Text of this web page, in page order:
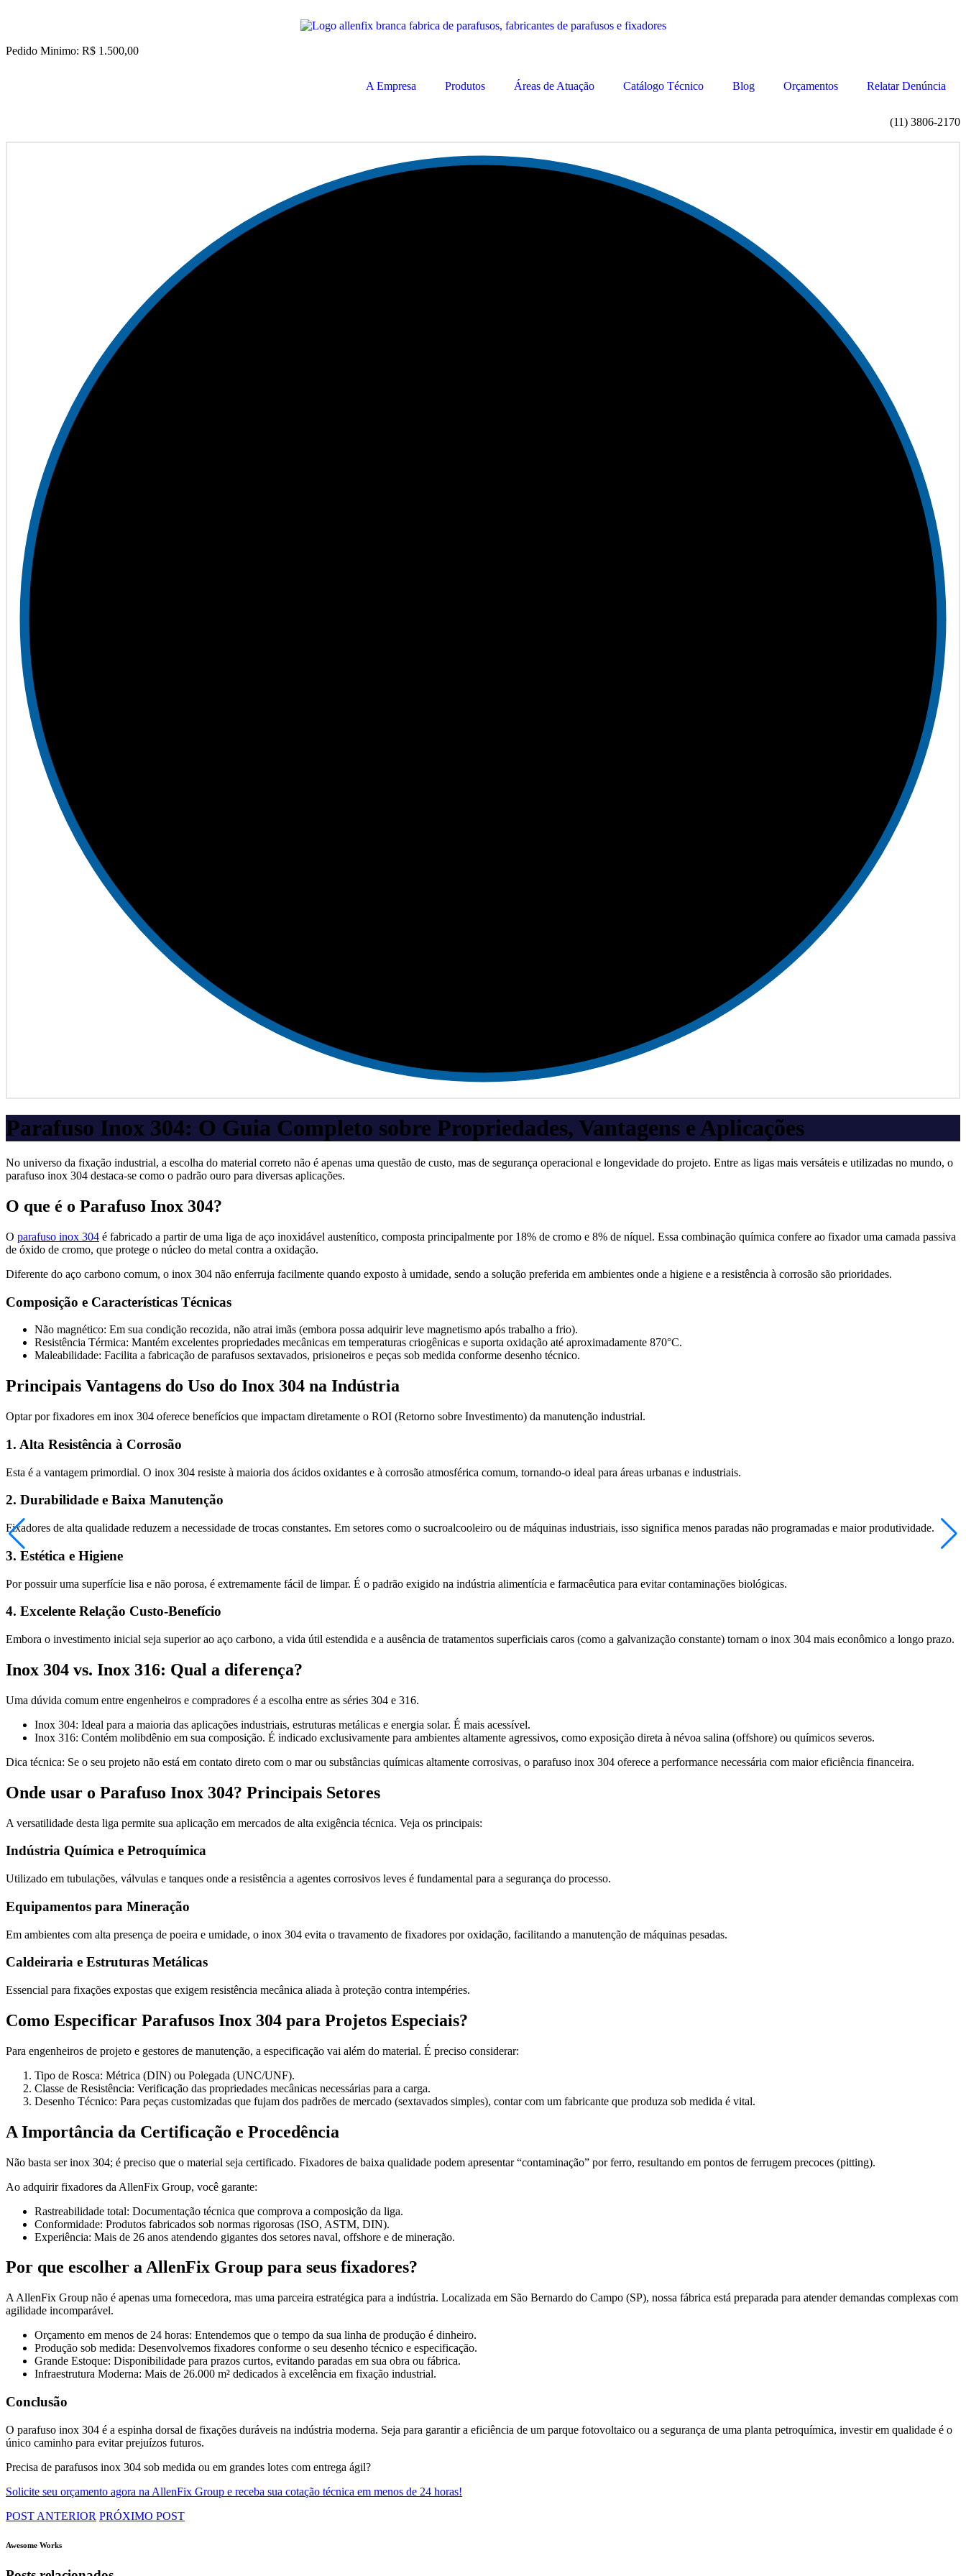
Pedido Minimo: R$ 1.500,00
A Empresa Produtos Áreas de Atuação Catálogo Técnico Blog Orçamentos Relatar Denúncia
(11) 3806-2170
Parafuso Inox 304: O Guia Completo sobre Propriedades, Vantagens e Aplicações
No universo da fixação industrial, a escolha do material correto não é apenas uma questão de custo, mas de segurança operacional e longevidade do projeto. Entre as ligas mais versáteis e utilizadas no mundo, o
parafuso inox 304 destaca-se como o padrão ouro para diversas aplicações.
O que é o Parafuso Inox 304?
O parafuso inox 304 é fabricado a partir de uma liga de aço inoxidável austenítico, composta principalmente por 18% de cromo e 8% de níquel. Essa combinação química confere ao fixador uma camada passiva
de óxido de cromo, que protege o núcleo do metal contra a oxidação.
Diferente do aço carbono comum, o inox 304 não enferruja facilmente quando exposto à umidade, sendo a solução preferida em ambientes onde a higiene e a resistência à corrosão são prioridades.
Composição e Características Técnicas
Não magnético: Em sua condição recozida, não atrai imãs (embora possa adquirir leve magnetismo após trabalho a frio).
Resistência Térmica: Mantém excelentes propriedades mecânicas em temperaturas criogênicas e suporta oxidação até aproximadamente 870°C.
Maleabilidade: Facilita a fabricação de parafusos sextavados, prisioneiros e peças sob medida conforme desenho técnico.
Principais Vantagens do Uso do Inox 304 na Indústria
Optar por fixadores em inox 304 oferece benefícios que impactam diretamente o ROI (Retorno sobre Investimento) da manutenção industrial.
1. Alta Resistência à Corrosão
Esta é a vantagem primordial. O inox 304 resiste à maioria dos ácidos oxidantes e à corrosão atmosférica comum, tornando-o ideal para áreas urbanas e industriais.
2. Durabilidade e Baixa Manutenção
Fixadores de alta qualidade reduzem a necessidade de trocas constantes. Em setores como o sucroalcooleiro ou de máquinas industriais, isso significa menos paradas não programadas e maior produtividade.
3. Estética e Higiene
Por possuir uma superfície lisa e não porosa, é extremamente fácil de limpar. É o padrão exigido na indústria alimentícia e farmacêutica para evitar contaminações biológicas.
4. Excelente Relação Custo-Benefício
Embora o investimento inicial seja superior ao aço carbono, a vida útil estendida e a ausência de tratamentos superficiais caros (como a galvanização constante) tornam o inox 304 mais econômico a longo prazo.
Inox 304 vs. Inox 316: Qual a diferença?
Uma dúvida comum entre engenheiros e compradores é a escolha entre as séries 304 e 316.
Inox 304: Ideal para a maioria das aplicações industriais, estruturas metálicas e energia solar. É mais acessível.
Inox 316: Contém molibdênio em sua composição. É indicado exclusivamente para ambientes altamente agressivos, como exposição direta à névoa salina (offshore) ou químicos severos.
Dica técnica: Se o seu projeto não está em contato direto com o mar ou substâncias químicas altamente corrosivas, o parafuso inox 304 oferece a performance necessária com maior eficiência financeira.
Onde usar o Parafuso Inox 304? Principais Setores
A versatilidade desta liga permite sua aplicação em mercados de alta exigência técnica. Veja os principais:
Indústria Química e Petroquímica
Utilizado em tubulações, válvulas e tanques onde a resistência a agentes corrosivos leves é fundamental para a segurança do processo.
Equipamentos para Mineração
Em ambientes com alta presença de poeira e umidade, o inox 304 evita o travamento de fixadores por oxidação, facilitando a manutenção de máquinas pesadas.
Caldeiraria e Estruturas Metálicas
Essencial para fixações expostas que exigem resistência mecânica aliada à proteção contra intempéries.
Como Especificar Parafusos Inox 304 para Projetos Especiais?
Para engenheiros de projeto e gestores de manutenção, a especificação vai além do material. É preciso considerar:
Tipo de Rosca: Métrica (DIN) ou Polegada (UNC/UNF).
Classe de Resistência: Verificação das propriedades mecânicas necessárias para a carga.
Desenho Técnico: Para peças customizadas que fujam dos padrões de mercado (sextavados simples), contar com um fabricante que produza sob medida é vital.
A Importância da Certificação e Procedência
Não basta ser inox 304; é preciso que o material seja certificado. Fixadores de baixa qualidade podem apresentar “contaminação” por ferro, resultando em pontos de ferrugem precoces (pitting).
Ao adquirir fixadores da AllenFix Group, você garante:
Rastreabilidade total: Documentação técnica que comprova a composição da liga.
Conformidade: Produtos fabricados sob normas rigorosas (ISO, ASTM, DIN).
Experiência: Mais de 26 anos atendendo gigantes dos setores naval, offshore e de mineração.
Por que escolher a AllenFix Group para seus fixadores?
A AllenFix Group não é apenas uma fornecedora, mas uma parceira estratégica para a indústria. Localizada em São Bernardo do Campo (SP), nossa fábrica está preparada para atender demandas complexas com
agilidade incomparável.
Orçamento em menos de 24 horas: Entendemos que o tempo da sua linha de produção é dinheiro.
Produção sob medida: Desenvolvemos fixadores conforme o seu desenho técnico e especificação.
Grande Estoque: Disponibilidade para prazos curtos, evitando paradas em sua obra ou fábrica.
Infraestrutura Moderna: Mais de 26.000 m² dedicados à excelência em fixação industrial.
Conclusão
O parafuso inox 304 é a espinha dorsal de fixações duráveis na indústria moderna. Seja para garantir a eficiência de um parque fotovoltaico ou a segurança de uma planta petroquímica, investir em qualidade é o
único caminho para evitar prejuízos futuros.
Precisa de parafusos inox 304 sob medida ou em grandes lotes com entrega ágil?
Solicite seu orçamento agora na AllenFix Group e receba sua cotação técnica em menos de 24 horas!
POST ANTERIOR PRÓXIMO POST
Awesome Works